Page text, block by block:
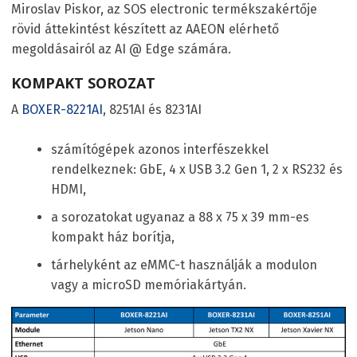
Miroslav Piskor, az SOS electronic termékszakértője
rövid áttekintést készített az AAEON elérhető
megoldásairól az AI @ Edge számára.
KOMPAKT SOROZAT
A BOXER-8221AI, 8251AI és 8231AI
számítógépek azonos interfészekkel
rendelkeznek: GbE, 4 x USB 3.2 Gen 1, 2 x RS232 és
HDMI,
a sorozatokat ugyanaz a 88 x 75 x 39 mm-es
kompakt ház borítja,
tárhelyként az eMMC-t használják a modulon
vagy a microSD memóriakártyán.